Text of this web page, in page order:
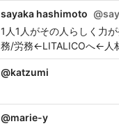
sayaka hashimoto @
1人1人がその人らしく力
務/労務←LITALICOへ←人
@katzumi
@marie-y